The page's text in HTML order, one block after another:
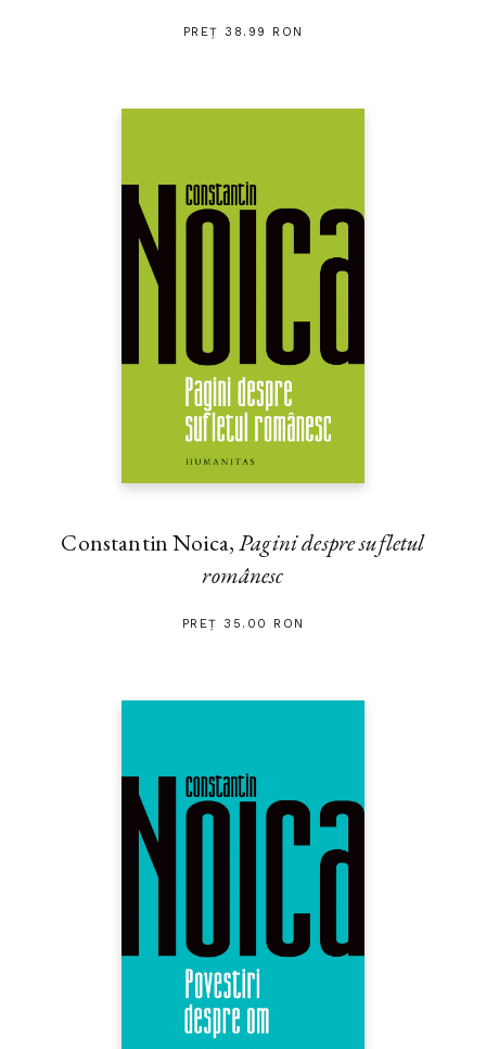
PREȚ 38.99 RON
Constantin Noica,Pagini despre sufletul
românesc
PREȚ 35.00 RON